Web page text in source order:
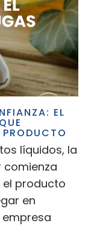
EL
líquidos, la
comienza
el producto
en